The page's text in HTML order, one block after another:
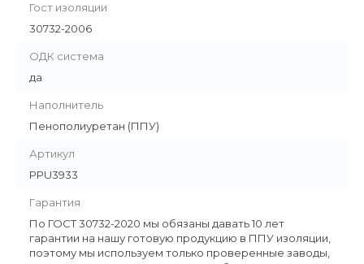
Гост изоляции
30732-2006
ОДК система
да
Наполнитель
Пенополиуретан (ППУ)
Артикул
PPU3933
Гарантия
По ГОСТ 30732-2020 мы обязаны давать 10 лет
гарантии на нашу готовую продукцию в ППУ изоляции,
поэтому мы используем только проверенные заводы,